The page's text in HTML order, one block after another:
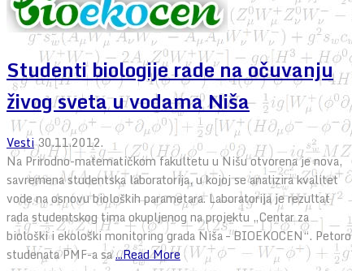
Studenti biologije rade na očuvanju
živog sveta u vodama Niša
Vesti30.11.2012.
Na Prirodno-matematičkom fakultetu u Nišu otvorena je nova,
savremena studentska laboratorija, u kojoj se analizira kvalitet
vode na osnovu bioloških parametara. Laboratorija je rezultat
rada studentskog tima okupljenog na projektu „Centar za
biološki i ekološki monitoring grada Niša – BIOEKOCEN“. Petoro
studenata PMF-a sa...Read More